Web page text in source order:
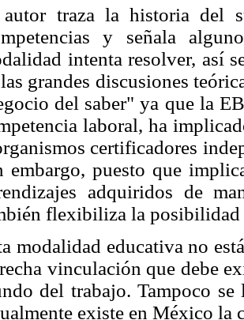
traza la historia del
y señala
intenta resolver, así
grandes discusiones
del saber" ya que la
laboral, ha
certificadores
embargo, puesto que
adquiridos de
flexibiliza la posibilidad
modalidad educativa no
vinculación que debe
del trabajo. Tampoco
existe en México la